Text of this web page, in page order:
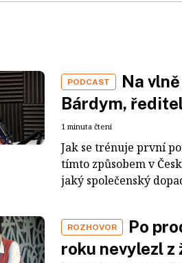
PODCAST
Na
Bárdym,
1 minuta čtení
Jak se trénuje první
tímto způsobem v
jaký společenský
ROZHOVOR
Po
roku nevylezl z